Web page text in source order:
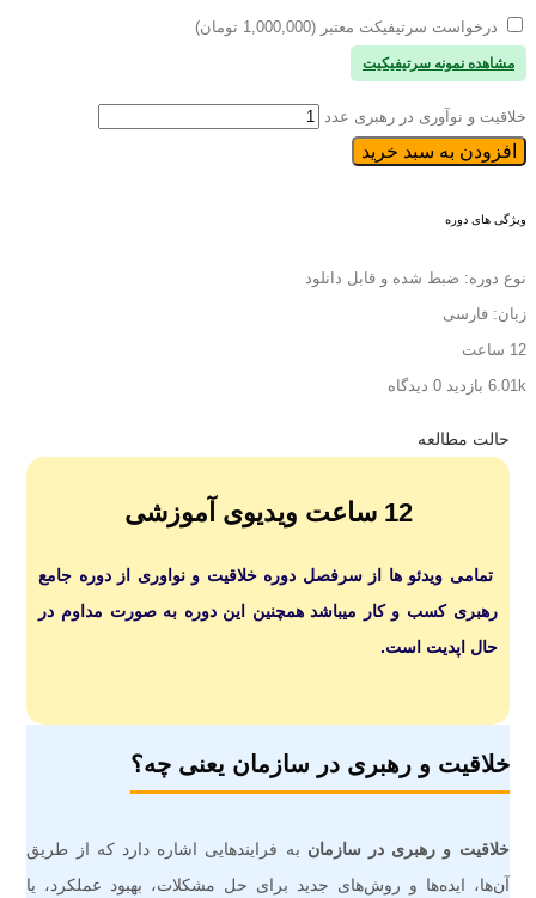
درخواست سرتیفیکت معتبر (1,000,000 تومان)
مشاهده نمونه سرتیفیکیت
خلاقیت و نوآوری در رهبری عدد
افزودن به سبد خرید
ویژگی های دوره
نوع دوره: ضبط شده و قابل دانلود
زبان: فارسی
12 ساعت
6.01k بازدید
حالت مطالعه
12 ساعت ویدیوی آموزشی
تمامی ویدئو ها از سرفصل دوره خلاقیت و نواوری از دوره جامع
رهبری کسب و کار میباشد همچنین این دوره به صورت مداوم در
حال اپدیت است.
خلاقیت و رهبری در سازمان یعنی چه؟
خلاقیت و رهبری در سازمان به فرایندهایی اشاره دارد که از طریق
آن‌ها، ایده‌ها و روش‌های جدید برای حل مشکلات، بهبود عملکرد، یا